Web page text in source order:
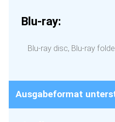
Blu-ray:
Blu-ray disc, Blu-ray
Ausgabeformat